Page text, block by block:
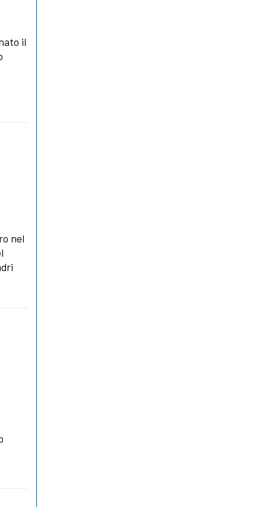
il
nel